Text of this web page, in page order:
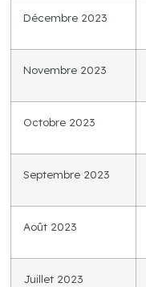
Décembre 2023
Novembre 2023
Octobre 2023
Septembre 2023
Août 2023
Juillet 2023